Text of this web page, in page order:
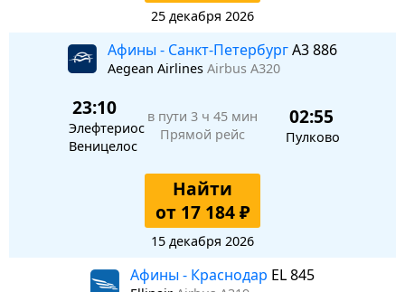
25 декабря 2026
Афины - Санкт-ПетербургA3 886
Aegean Airlines Airbus A320
23:10
Элефтериос
Веницелос
в пути 3 ч 45 мин
Прямой рейс
02:55
Пулково
Найти
от 17 184 ₽
15 декабря 2026
Афины - Краснодар EL 845